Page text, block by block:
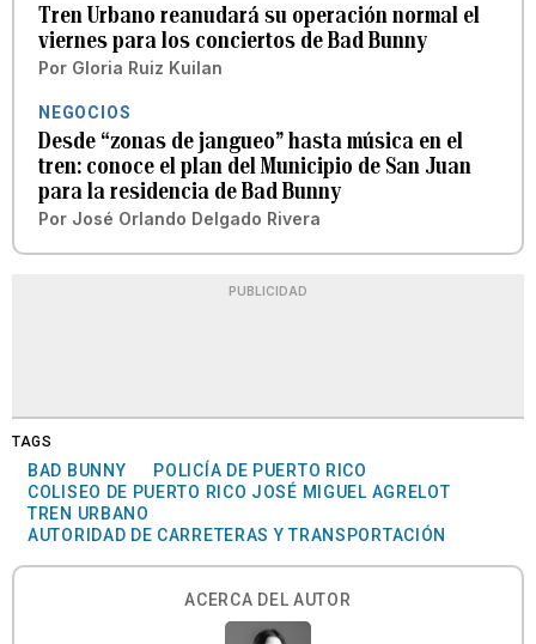
Tren Urbano reanudará su operación normal el
viernes para los conciertos de Bad Bunny
Por Gloria Ruiz Kuilan
NEGOCIOS
Desde “zonas de jangueo” hasta música en el
tren: conoce el plan del Municipio de San Juan
para la residencia de Bad Bunny
Por José Orlando Delgado Rivera
PUBLICIDAD
TAGS
BAD BUNNY
POLICÍA DE PUERTO RICO
COLISEO DE PUERTO RICO JOSÉ MIGUEL AGRELOT
TREN URBANO
AUTORIDAD DE CARRETERAS Y TRANSPORTACIÓN
ACERCA DEL AUTOR